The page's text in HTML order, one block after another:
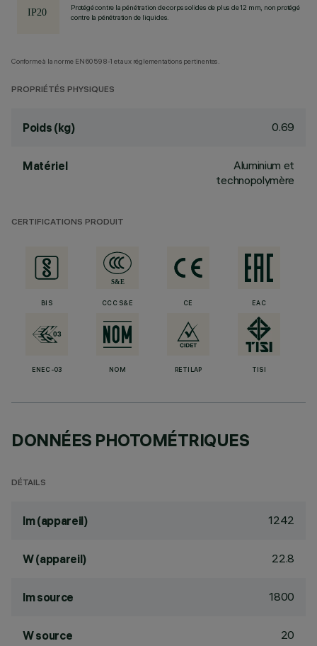
Protégé contre la pénétration de corps solides de plus de 12 mm, non protégé
contre la pénétration de liquides.
Conforme à la norme EN60598-1 et aux réglementations pertinentes.
PROPRIÉTÉS PHYSIQUES
Poids (kg) 0.69
Matériel
Aluminium et
technopolymère
CERTIFICATIONS PRODUIT
BIS CCC S&E CE EAC
ENEC-03 NOM RETILAP TISI
DONNÉES PHOTOMÉTRIQUES
DÉTAILS
lm (appareil) 1242
W (appareil) 22.8
lm source 1800
W source 20